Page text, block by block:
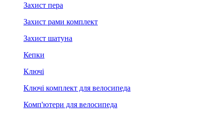
Захист пера
Захист рами комплект
Захист шатуна
Кепки
Ключі
Ключі комплект для велосипеда
Комп'ютери для велосипеда